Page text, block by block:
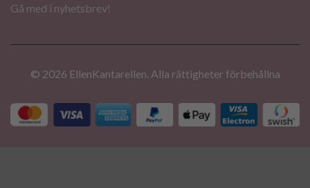
Gå med i nyhetsbrev!
© 2026 EllenKantarellen. Alla rättigheter förbehållna